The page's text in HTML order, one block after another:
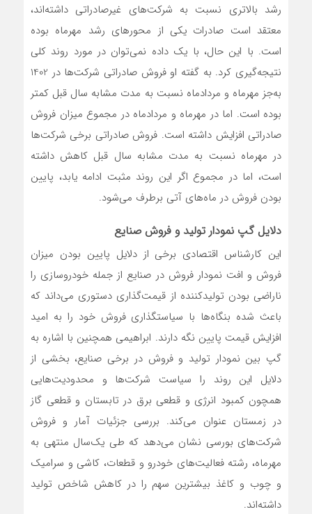
رشد بالاتری نسبت به شرکت‌های غیرصادراتی داشته‌‌‌اند،
معتقد است صادرات یکی از محورهای رشد مهرماه بوده
است. با این حال، با یک داده نمی‌‌‌توان در مورد روند کلی
نتیجه‌‌‌گیری کرد. به گفته او فروش صادراتی شرکت‌ها در 1402
به‌جز مهرماه و مردادماه نسبت به مدت مشابه سال قبل کمتر
بوده است. اما در مهرماه و مردادماه در مجموع میزان فروش
صادراتی افزایش داشته است. فروش صادراتی برخی شرکت‌ها
در مهرماه نسبت به مدت مشابه سال قبل کاهش داشته
است، اما در مجموع اگر این روند مثبت ادامه یابد، پایین
بودن فروش در ماه‌‌‌‌‌‌های آتی برطرف می‌شود.
دلایل گپ نمودار تولید و فروش صنایع
این کارشناس اقتصادی برخی از دلایل پایین بودن میزان
فروش و افت نمودار فروش در صنایع از جمله خودروسازی را
ناراضی بودن تولیدکننده از قیمت‌گذاری دستوری می‌‌‌داند که
باعث شده بنگاه‌‌‌ها با سیاستگذاری فروش خود را به امید
افزایش قیمت پایین نگه دارند. ابراهیمی همچنین با اشاره به
گپ بین نمودار تولید و فروش در برخی صنایع، بخشی از
دلایل این روند را سیاست‌‌‌ شرکت‌ها و محدودیت‌هایی
همچون کمبود انرژی و قطعی برق در تابستان و قطعی گاز
در زمستان عنوان می‌کند. بررسی جزئیات آمار و فروش
شرکت‌های بورسی نشان می‌دهد که طی یک‌سال منتهی به
مهرماه، رشته ‌‌‌فعالیت‌‌‌های خودرو و قطعات، کاشی و سرامیک
و چوب و کاغذ بیشترین سهم را در کاهش شاخص تولید
داشته‌‌‌اند.